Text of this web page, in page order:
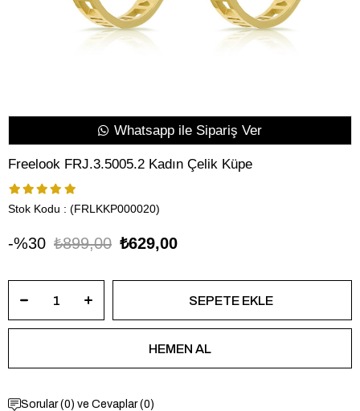
Whatsapp ile Sipariş Ver
Freelook FRJ.3.5005.2 Kadın Çelik Küpe
Stok Kodu (FRLKKP000020)
30 ₺899,00 ₺629,00
Sorular (0) ve Cevaplar (0)